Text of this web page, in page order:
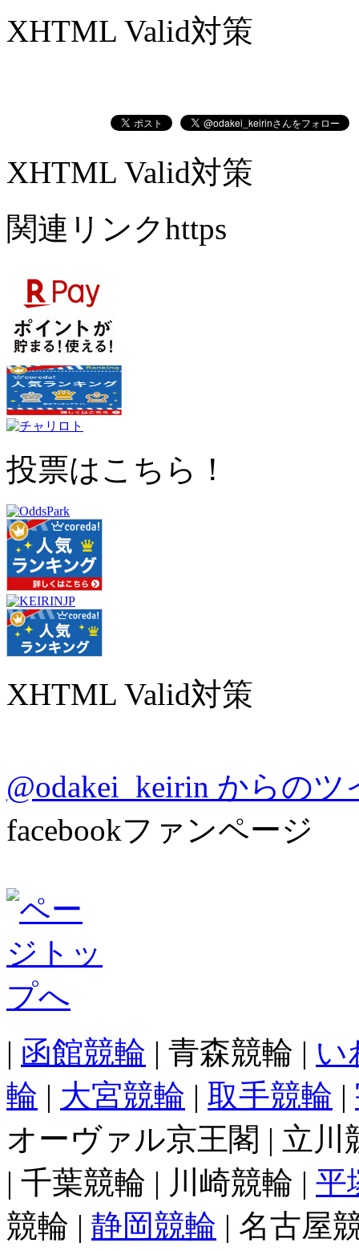
XHTML Valid対策
XHTML Valid対策
関連リンクhttps
投票はこちら！
XHTML Valid対策
@odakei_keirin からのツ
facebookファンページ
| 函館競輪 | 青森競輪 | い
輪 | 大宮競輪 | 取手競輪 |
オーヴァル京王閣 | 立川
| 千葉競輪 | 川崎競輪 | 平
競輪 | 静岡競輪 | 名古屋